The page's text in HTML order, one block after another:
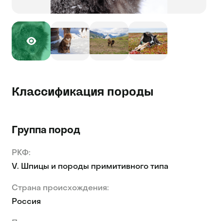
Классификация породы
Группа пород
РКФ:
V. Шпицы и породы примитивного типа
Страна происхождения:
Россия